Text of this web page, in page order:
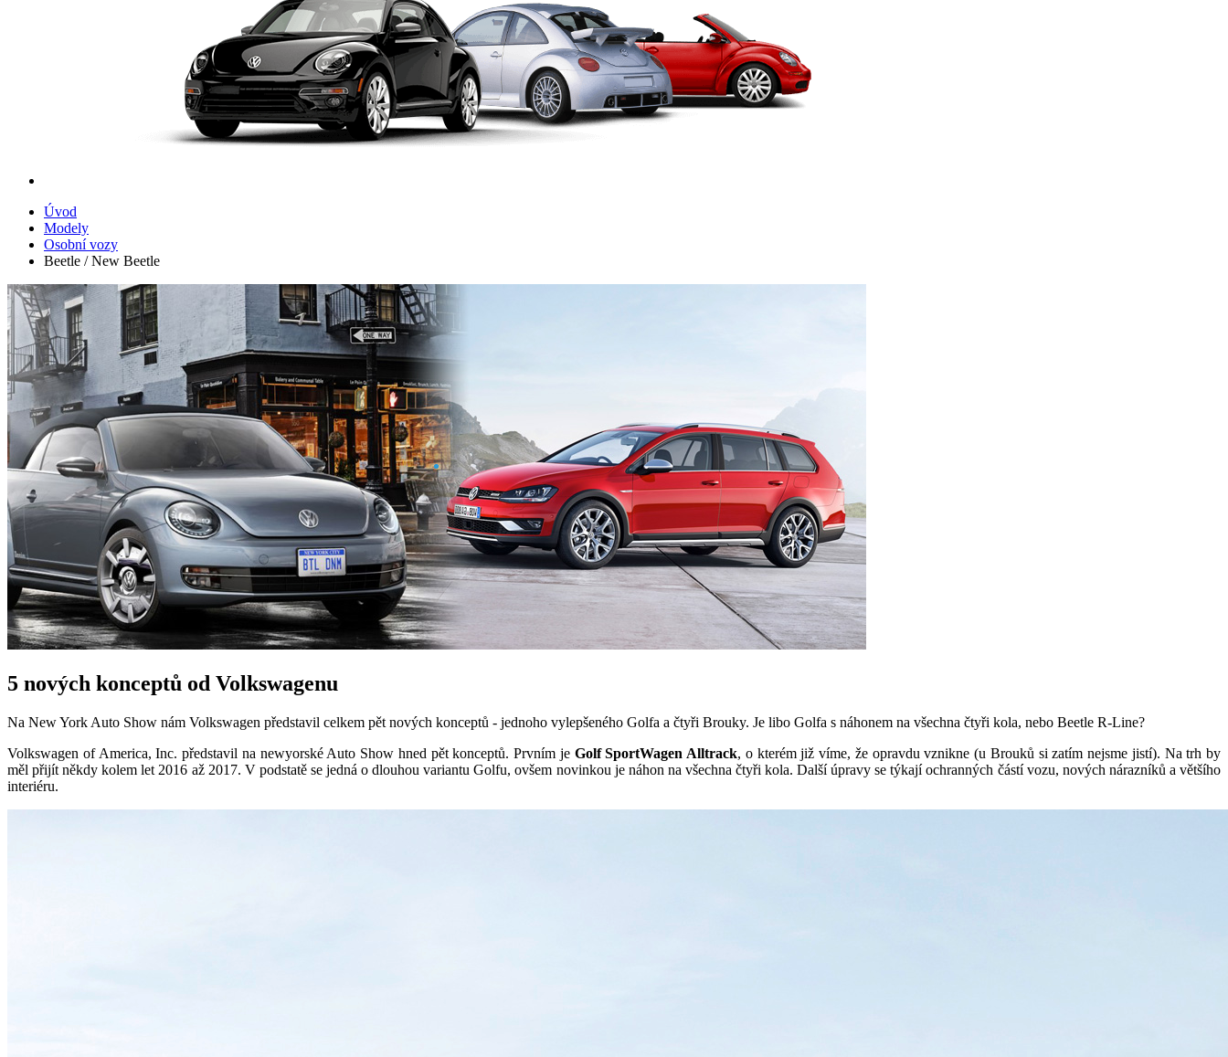
Úvod
Modely
Osobní vozy
Beetle / New Beetle
5 nových konceptů od Volkswagenu
Na New York Auto Show nám Volkswagen představil celkem pět nových konceptů - jednoho vylepšeného Golfa a čtyři Brouky. Je libo Golfa s náhonem na všechna čtyři kola, nebo Beetle R-Line?
Volkswagen of America, Inc. představil na newyorské Auto Show hned pět konceptů. Prvním je Golf SportWagen Alltrack, o kterém již víme, že opravdu vznikne (u Brouků si zatím nejsme jistí). Na trh by
měl přijít někdy kolem let 2016 až 2017. V podstatě se jedná o dlouhou variantu Golfu, ovšem novinkou je náhon na všechna čtyři kola. Další úpravy se týkají ochranných částí vozu, nových nárazníků a většího
interiéru.